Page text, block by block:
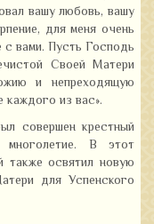
вашу любовь, вашу
для меня очень
вами. Пусть Господь
Своей Матери
и непреходящую
из вас».
совершен крестный
многолетие. В этот
также освятил новую
для Успенского